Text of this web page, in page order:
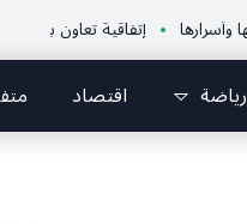
إتفاقية تعاون بين الإتحاد
رياضة اقتصاد